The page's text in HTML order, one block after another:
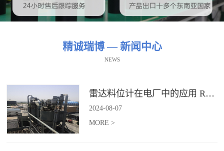
精诚瑞博 — 新闻中心
NEWS
雷达料位计在电厂中的应用 RBRDZB-71-6-C
2024-08-07
MORE >